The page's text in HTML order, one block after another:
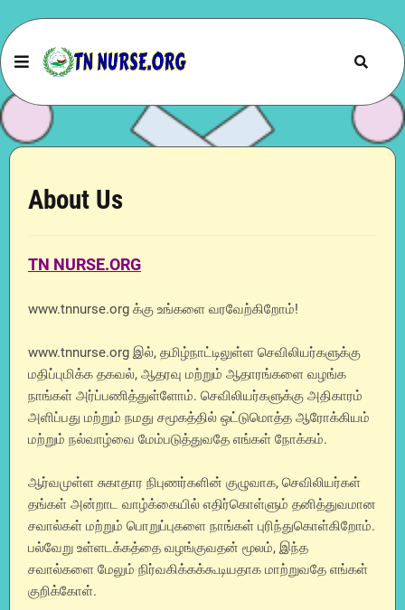
About Us
TN NURSE.ORG
www.tnnurse.org க்கு உங்களை வரவேற்கிறோம்!
www.tnnurse.org இல், தமிழ்நாட்டிலுள்ள செவிலியர்களுக்கு
மதிப்புமிக்க தகவல், ஆதரவு மற்றும் ஆதாரங்களை வழங்க
நாங்கள் அர்ப்பணித்துள்ளோம். செவிலியர்களுக்கு அதிகாரம்
அளிப்பது மற்றும் நமது சமூகத்தில் ஒட்டுமொத்த ஆரோக்கியம்
மற்றும் நல்வாழ்வை மேம்படுத்துவதே எங்கள் நோக்கம்.
ஆர்வமுள்ள சுகாதார நிபுணர்களின் குழுவாக, செவிலியர்கள்
தங்கள் அன்றாட வாழ்க்கையில் எதிர்கொள்ளும் தனித்துவமான
சவால்கள் மற்றும் பொறுப்புகளை நாங்கள் புரிந்துகொள்கிறோம்.
பல்வேறு உள்ளடக்கத்தை வழங்குவதன் மூலம், இந்த
சவால்களை மேலும் நிர்வகிக்கக்கூடியதாக மாற்றுவதே எங்கள்
குறிக்கோள்.